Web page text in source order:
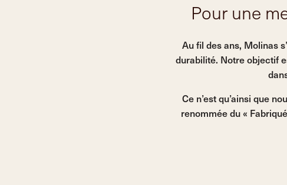
Pour une
Au fil des ans, Molinas
durabilité. Notre objectif
Ce n’est qu’ainsi que
renommée du «